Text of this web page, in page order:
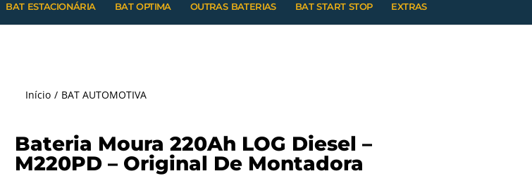
BAT ESTACIONÁRIA BAT OPTIMA OUTRAS BATERIAS BAT START STOP EXTRAS
Início BAT AUTOMOTIVA
Bateria Moura 220Ah LOG Diesel –
M220PD – Original De Montadora